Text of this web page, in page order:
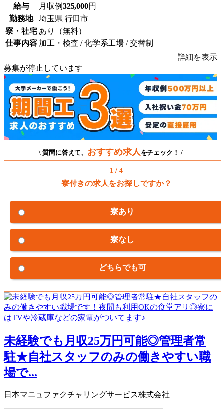
給与 月収例325,000円
勤務地
埼玉県 行田市
寮・社宅 あり（無料）
仕事内容 加工・検査 / 化学系工場 / 交替制
詳細を表示
募集が停止しています
\ 質問に答えて、 おすすめ求人 をチェック！ /
1 / 4
寮付きの求人をお探しですか？
寮あり
寮なし
どちらでも可
未経験でも月収25万円可能◎管理者常
駐★自社スタッフのみの働きやすい職
場で...
日本マニュファクチャリングサービス株式会社